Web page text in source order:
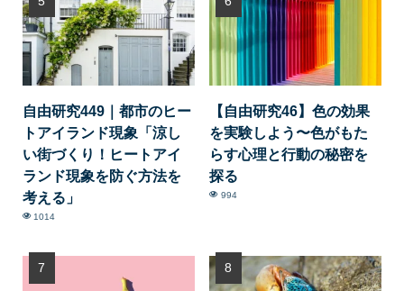
自由研究449｜都市のヒー
トアイランド現象「涼し
い街づくり！ヒートアイ
ランド現象を防ぐ方法を
考える」
1014
【自由研究46】色の効果
を実験しよう〜色がもた
らす心理と行動の秘密を
探る
994